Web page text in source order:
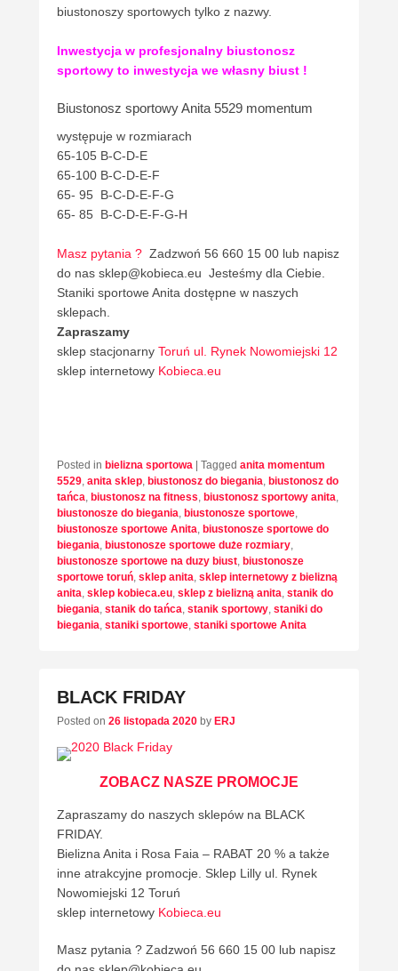
biustonoszy sportowych tylko z nazwy.
Inwestycja w profesjonalny biustonosz
sportowy to inwestycja we własny biust !
Biustonosz sportowy Anita 5529 momentum
występuje w rozmiarach
65-105 B-C-D-E
65-100 B-C-D-E-F
65- 95 B-C-D-E-F-G
65- 85 B-C-D-E-F-G-H
Masz pytania ? Zadzwoń 56 660 15 00 lub napisz
do nas sklep@kobieca.eu Jesteśmy dla Ciebie.
Staniki sportowe Anita dostępne w naszych
sklepach.
Zapraszamy
sklep stacjonarny Toruń ul. Rynek Nowomiejski 12
sklep internetowy Kobieca.eu
Posted in bielizna sportowa | Tagged anita momentum
5529 anita sklep biustonosz do biegania biustonosz do
tańca biustonosz na fitness biustonosz sportowy anita
biustonosze do biegania biustonosze sportowe
biustonosze sportowe Anita biustonosze sportowe do
biegania biustonosze sportowe duże rozmiary
biustonosze sportowe na duzy biust biustonosze
sportowe toruń sklep anita sklep internetowy z bielizną
anita sklep kobieca.eu sklep z bielizną anita stanik do
biegania stanik do tańca stanik sportowy staniki do
biegania staniki sportowe staniki sportowe Anita
BLACK FRIDAY
Posted on 26 listopada 2020 by ERJ
ZOBACZ NASZE PROMOCJE
Zapraszamy do naszych sklepów na BLACK
FRIDAY.
Bielizna Anita i Rosa Faia – RABAT 20 % a także
inne atrakcyjne promocje. Sklep Lilly ul. Rynek
Nowomiejski 12 Toruń
sklep internetowy Kobieca.eu
Masz pytania ? Zadzwoń 56 660 15 00 lub napisz